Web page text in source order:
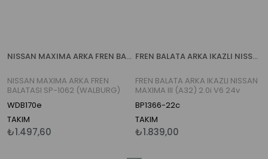
NISSAN MAXIMA ARKA FREN BALATASI SP-1062 (WALBURG)
NISSAN MAXIMA ARKA FREN
BALATASI SP-1062 (WALBURG)
WDB170e
TAKIM
₺1.497,60
FREN BALATA ARKA IKAZLI NISSAN MAXIMA III (A32) 2.0i V6 24v 1995-2000
FREN BALATA ARKA IKAZLI NISSAN
MAXIMA III (A32) 2.0i V6 24v
1995-2000
BP1366-22c
TAKIM
₺1.839,00